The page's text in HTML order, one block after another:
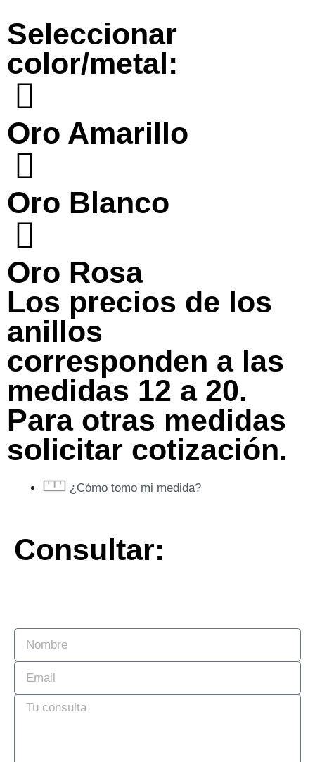
Seleccionar
color/metal:
Oro Amarillo
Oro Blanco
Oro Rosa
Los precios de los
anillos
corresponden a las
medidas 12 a 20.
Para otras medidas
solicitar cotización.
¿Cómo tomo mi medida?
Consultar: